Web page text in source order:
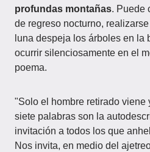
profundas montañas. Puede
de regreso nocturno,
luna despeja los árboles en la
ocurrir silenciosamente en el
poema.
"Solo el hombre retirado viene
siete palabras son la
invitación a todos los que
Nos invita, en medio del